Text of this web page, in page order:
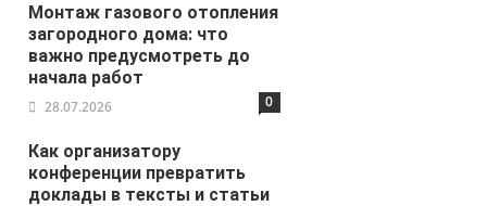
Монтаж газового отопления
загородного дома: что
важно предусмотреть до
начала работ
28.07.2026 0
Как организатору
конференции превратить
доклады в тексты и статьи